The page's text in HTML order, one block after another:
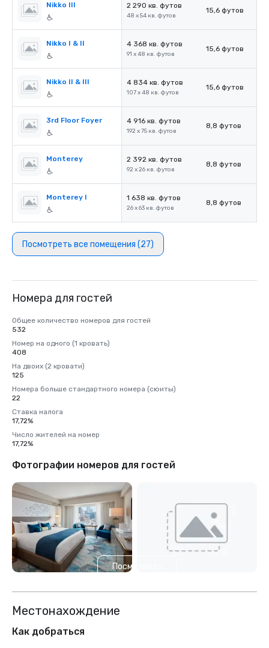
Nikko III 2 290 кв. футов
48 x 54 кв. футов
15,6 футов
Nikko I & II 4 368 кв. футов
91 x 48 кв. футов
15,6 футов
Nikko II & III 4 834 кв. футов
107 x 48 кв. футов
15,6 футов
3rd Floor Foyer 4 916 кв. футов
192 x 75 кв. футов
8,8 футов
Monterey 2 392 кв. футов
92 x 26 кв. футов
8,8 футов
Monterey I 1 638 кв. футов
26 x 63 кв. футов
8,8 футов
Посмотреть все помещения (27)
Номера для гостей
Общее количество номеров для гостей
532
Номер на одного (1 кровать)
408
На двоих (2 кровати)
125
Номера больше стандартного номера (сюиты)
22
Ставка налога
17,72%
Число жителей на номер
17,72%
Фотографии номеров для гостей
Посмотреть
Местонахождение
Как добраться